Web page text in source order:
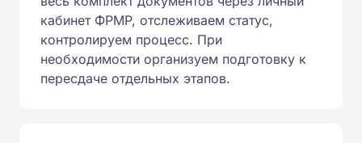
кабинет ФРМР, отслеживаем статус,
контролируем процесс. При
необходимости организуем подготовку к
пересдаче отдельных этапов.